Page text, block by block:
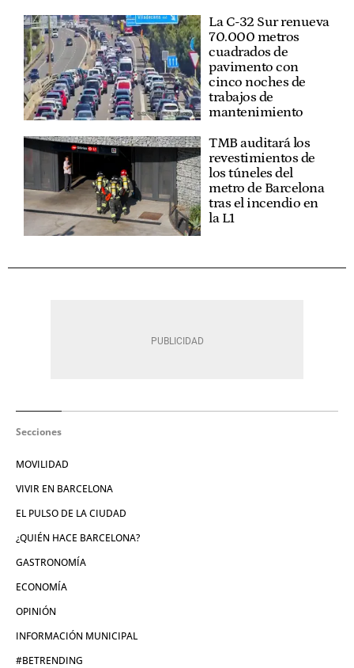
La C-32 Sur renueva
70.000 metros
cuadrados de
pavimento con
cinco noches de
trabajos de
mantenimiento
TMB auditará los
revestimientos de
los túneles del
metro de Barcelona
tras el incendio en
la L1
Secciones
MOVILIDAD
VIVIR EN BARCELONA
EL PULSO DE LA CIUDAD
¿QUIÉN HACE BARCELONA?
GASTRONOMÍA
ECONOMÍA
OPINIÓN
INFORMACIÓN MUNICIPAL
#BETRENDING